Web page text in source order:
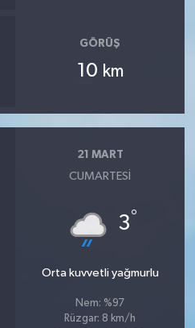
GÖRÜŞ
10 km
21 MART
CUMARTESI
3°
Orta kuvvetli yağmurlu
Nem: %97
Rüzgar: 8 km/h